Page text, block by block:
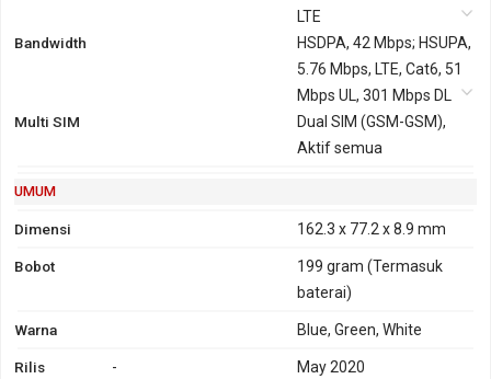
LTE
2G
HSDPA 850,
900, 1900,
2100
TD-SCDMA
GPRS
Bandwidth
HSDPA, 42 Mbps; HSUPA,
5.76 Mbps, LTE, Cat6, 51
Mbps UL, 301 Mbps DL
Multi SIM
Dual SIM (GSM-GSM),
Aktif semua
UMUM
Dimensi 162.3 x 77.2 x 8.9 mm
Bobot 199 gram (Termasuk
baterai)
Warna Blue, Green, White
Rilis - May 2020